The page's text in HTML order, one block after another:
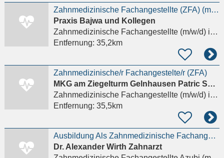
Zahnmedizinische Fachangestellte (ZFA) (m/w/d) mit Erfahrung in der Prophylaxe
Praxis Bajwa und Kollegen
Zahnmedizinische Fachangestellte (m/w/d)in Frankfurt am Main
Entfernung: 35,2km
Zahnmedizinische/r Fachangestelte/r (ZFA)
MKG am Ziegelturm Gelnhausen Patric Schwan & PD Dr. Dr. Fabian Duttenhoefer
Zahnmedizinische Fachangestellte (m/w/d)in Gelnhausen
Entfernung: 35,5km
Ausbildung Als Zahnmedizinische Fachangestellte Zfa (m/w/d)
Dr. Alexander Wirth Zahnarzt